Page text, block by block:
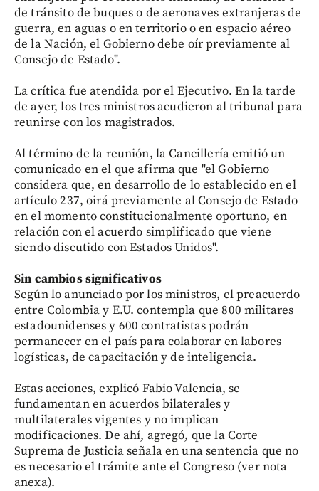
de tránsito de buques o de aeronaves extranjeras de
guerra, en aguas o en territorio o en espacio aéreo
de la Nación, el Gobierno debe oír previamente al
Consejo de Estado".
La crítica fue atendida por el Ejecutivo. En la tarde
de ayer, los tres ministros acudieron al tribunal para
reunirse con los magistrados.
Al término de la reunión, la Cancillería emitió un
comunicado en el que afirma que "el Gobierno
considera que, en desarrollo de lo establecido en el
artículo 237, oirá previamente al Consejo de Estado
en el momento constitucionalmente oportuno, en
relación con el acuerdo simplificado que viene
siendo discutido con Estados Unidos".
Sin cambios significativos
Según lo anunciado por los ministros, el preacuerdo
entre Colombia y E.U. contempla que 800 militares
estadounidenses y 600 contratistas podrán
permanecer en el país para colaborar en labores
logísticas, de capacitación y de inteligencia.
Estas acciones, explicó Fabio Valencia, se
fundamentan en acuerdos bilaterales y
multilaterales vigentes y no implican
modificaciones. De ahí, agregó, que la Corte
Suprema de Justicia señala en una sentencia que no
es necesario el trámite ante el Congreso (ver nota
anexa).